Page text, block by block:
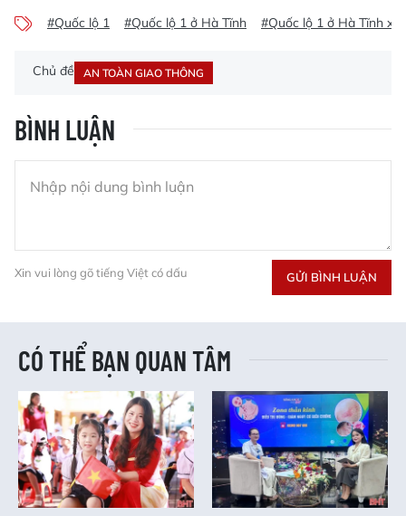
#Quốc lộ 1 #Quốc lộ 1 ở Hà Tĩnh #Quốc lộ 1 ở Hà Tĩnh
Chủ đề AN TOÀN GIAO THÔNG
BÌNH LUẬN
Xin vui lòng gõ tiếng Việt có dấu GỬI BÌNH LUẬN
CÓ THỂ BẠN QUAN TÂM